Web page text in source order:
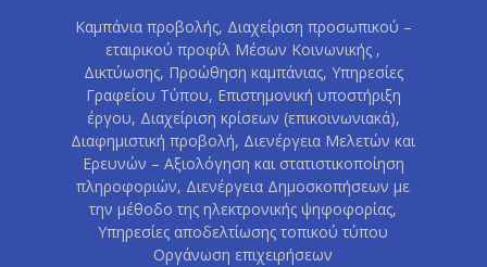
Καμπάνια προβολής, Διαχείριση προσωπικού –
εταιρικού προφίλ Μέσων Κοινωνικής ,
Δικτύωσης, Προώθηση καμπάνιας, Υπηρεσίες
Γραφείου Τύπου, Επιστημονική υποστήριξη
έργου, Διαχείριση κρίσεων (επικοινωνιακά),
Διαφημιστική προβολή, Διενέργεια Μελετών και
Ερευνών – Αξιολόγηση και στατιστικοποίηση
πληροφοριών, Διενέργεια Δημοσκοπήσεων με
την μέθοδο της ηλεκτρονικής ψηφοφορίας,
Υπηρεσίες αποδελτίωσης τοπικού τύπου
Οργάνωση επιχειρήσεων